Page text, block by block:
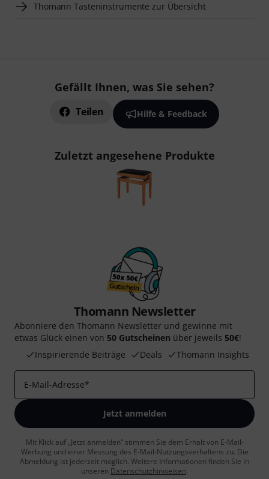
Thomann Tasteninstrumente zur Übersicht
Gefällt Ihnen, was Sie sehen?
Teilen Hilfe & Feedback
Zuletzt angesehene Produkte
Thomann Newsletter
Abonniere den Thomann Newsletter und gewinne mit
etwas Glück einen von 50 Gutscheinen über jeweils 50€!
Inspirierende Beiträge
Deals Thomann Insights
E-Mail-Adresse*
Jetzt anmelden
Mit Klick auf „Jetzt anmelden“ stimmen Sie dem Erhalt von E-Mail-
Werbung und einer Messung des E-Mail-Nutzungsverhaltens zu. Die
Abmeldung ist jederzeit möglich. Weitere Informationen finden Sie in
unseren Datenschutzhinweisen.